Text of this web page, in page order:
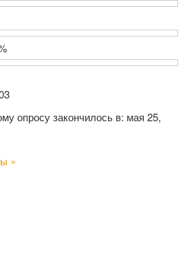
опросу закончилось в: мая 25,
»